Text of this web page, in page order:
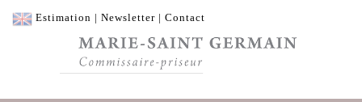
Estimation | Newsletter | Contact